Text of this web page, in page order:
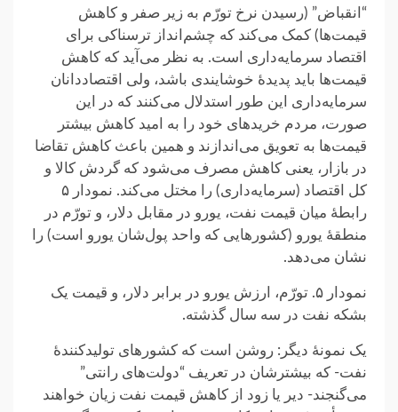
“انقباض” (رسیدن نرخ تورّم به زیر صفر و کاهش
قیمت‌ها) کمک می‌کند که چشم‌انداز ترسناکی برای
اقتصاد سرمایه‌داری است. به نظر می‌آید که کاهش
قیمت‌ها باید پدیدهٔ خوشایندی باشد، ولی اقتصاددانان
سرمایه‌داری این طور استدلال می‌کنند که در این
صورت، مردم خریدهای خود را به امید کاهش بیشتر
قیمت‌ها به تعویق می‌اندازند و همین باعث کاهش تقاضا
در بازار، یعنی کاهش مصرف می‌شود که گردش کالا و
کل اقتصاد (سرمایه‌داری) را مختل می‌کند. نمودار ۵
رابطهٔ میان قیمت نفت، یورو در مقابل دلار، و تورّم در
منطقهٔ یورو (کشورهایی که واحد پول‌شان یورو است) را
نشان می‌دهد.
نمودار ۵. تورّم، ارزش یورو در برابر دلار، و قیمت یک
بشکه نفت در سه سال گذشته.
یک نمونهٔ دیگر: روشن است که کشورهای تولیدکنندهٔ
نفت- که بیشترشان در تعریف “دولت‌های رانتی”
می‌گنجند- دیر یا زود از کاهش قیمت نفت زیان خواهند